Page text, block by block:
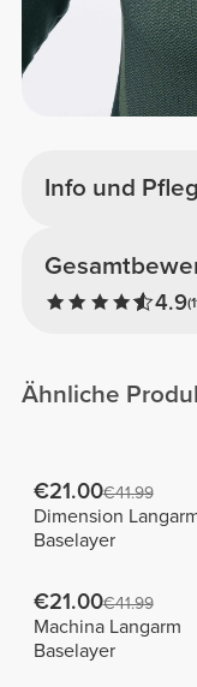
Info und
4.9
Ähnliche
€21.00€41.99
Dimension
Baselayer
€21.00€41.99
Machina Langarm
Baselayer